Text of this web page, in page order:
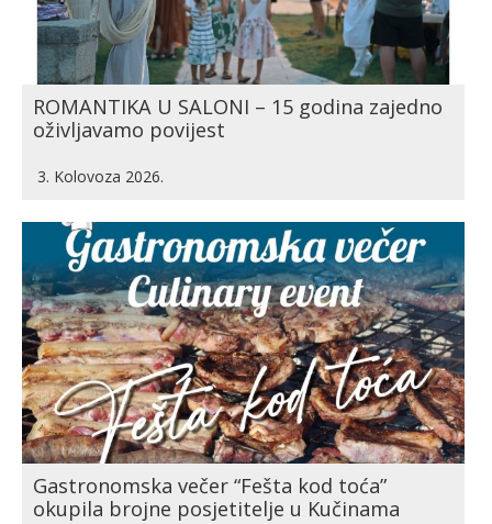
ROMANTIKA U SALONI – 15 godina zajedno
oživljavamo povijest
3. Kolovoza 2026.
Gastronomska večer “Fešta kod toća”
okupila brojne posjetitelje u Kučinama